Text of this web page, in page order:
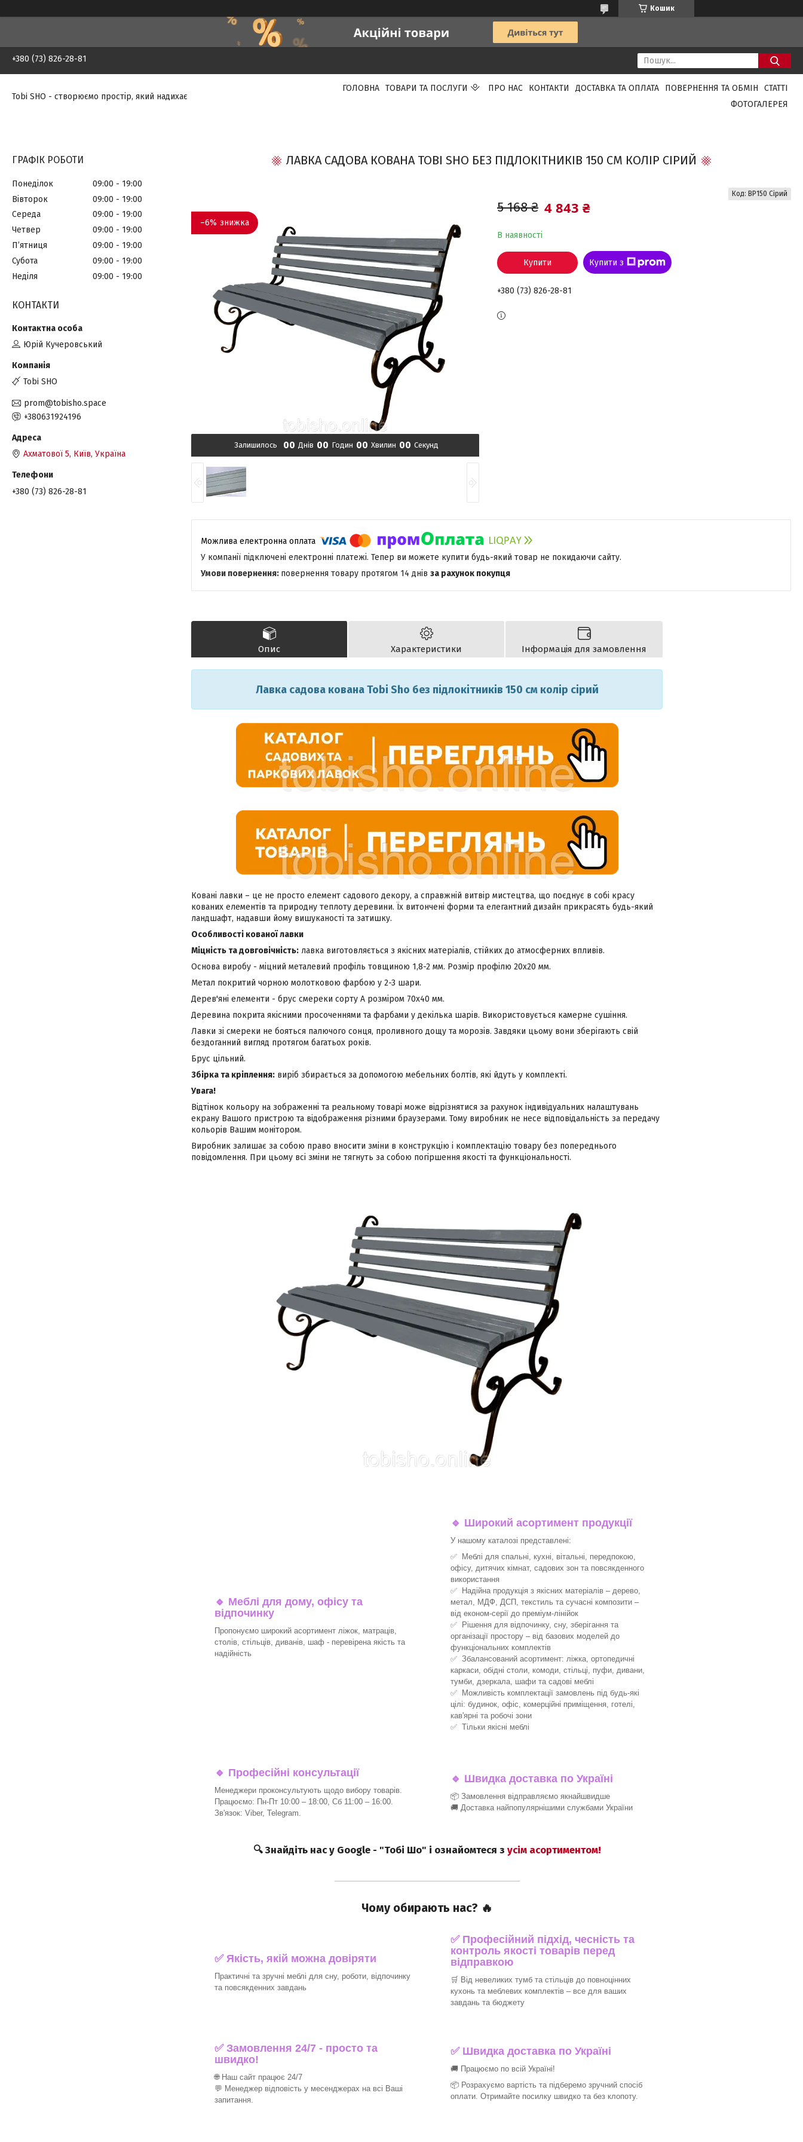
Кошик
+380 (73) 826-28-81
Tobi SHO - створюємо простір, який надихає
ГОЛОВНА ТОВАРИ ТА ПОСЛУГИ ПРО НАС КОНТАКТИ ДОСТАВКА ТА ОПЛАТА ПОВЕРНЕННЯ ТА ОБМІН
СТАТТІ
ФОТОГАЛЕРЕЯ
ЛАВКА САДОВА КОВАНА TOBI SHO БЕЗ ПІДЛОКІТНИКІВ 150 СМ КОЛІР СІРИЙ
–6%
Залишилось 00 Днів 00 Годин 00 Хвилин 00 Секунд
5 168 ₴ 4 843 ₴
В наявності
Код: BP150 Сірий
Купити Купити з
+380 (73) 826-28-81
У компанії підключені електронні платежі. Тепер ви можете купити будь-який товар не покидаючи сайту.
повернення товару протягом 14 днів за рахунок покупця
Опис Характеристики Інформація для замовлення
Лавка садова кована Tobi Sho без підлокітників 150 см колір сірий
Ковані лавки – це не просто елемент садового декору, а справжній витвір мистецтва, що поєднує в собі красу
кованих елементів та природну теплоту деревини. Їх витончені форми та елегантний дизайн прикрасять будь-який
ландшафт, надавши йому вишуканості та затишку.
Особливості кованої лавки
Міцність та довговічність: лавка виготовляється з якісних матеріалів, стійких до атмосферних впливів.
Основа виробу - міцний металевий профіль товщиною 1,8-2 мм. Розмір профілю 20х20 мм.
Метал покритий чорною молотковою фарбою у 2-3 шари.
Дерев'яні елементи - брус смереки сорту А розміром 70х40 мм.
Деревина покрита якісними просоченнями та фарбами у декілька шарів. Використовується камерне сушіння.
Лавки зі смереки не бояться палючого сонця, проливного дощу та морозів. Завдяки цьому вони зберігають свій
бездоганний вигляд протягом багатьох років.
Брус цільний.
Збірка та кріплення: виріб збирається за допомогою мебельних болтів, які йдуть у комплекті.
Увага!
Відтінок кольору на зображенні та реальному товарі може відрізнятися за рахунок індивідуальних налаштувань
екрану Вашого пристрою та відображення різними браузерами. Тому виробник не несе відповідальність за передачу
кольорів Вашим монітором.
Виробник залишає за собою право вносити зміни в конструкцію і комплектацію товару без попереднього
повідомлення. При цьому всі зміни не тягнуть за собою погіршення якості та функціональності.
🔹 Меблі для дому, офісу та
відпочинку
Пропонуємо широкий асортимент ліжок, матраців,
столів, стільців, диванів, шаф - перевірена якість та
надійність
🔹 Широкий асортимент продукції
У нашому каталозі представлені:
✅ Меблі для спальні, кухні, вітальні, передпокою,
офісу, дитячих кімнат, садових зон та повсякденного
використання
✅ Надійна продукція з якісних матеріалів – дерево,
метал, МДФ, ДСП, текстиль та сучасні композити –
від економ-серії до преміум-лінійок
✅ Рішення для відпочинку, сну, зберігання та
організації простору – від базових моделей до
функціональних комплектів
✅ Збалансований асортимент: ліжка, ортопедичні
каркаси, обідні столи, комоди, стільці, пуфи, дивани,
тумби, дзеркала, шафи та садові меблі
✅ Можливість комплектації замовлень під будь-які
цілі: будинок, офіс, комерційні приміщення, готелі,
кав'ярні та робочі зони
✅ Тільки якісні меблі
🔹 Професійні консультації
Менеджери проконсультують щодо вибору товарів.
Працюємо: Пн-Пт 10:00 – 18:00, Сб 11:00 – 16:00.
Зв'язок: Viber, Telegram.
🔹 Швидка доставка по Україні
📦 Замовлення відправляємо якнайшвидше
🚚 Доставка найпопулярнішими службами України
🔍 Знайдіть нас у Google - "Тобі Шо" і ознайомтеся з усім асортиментом!
Чому обирають нас? 🔥
✅ Якість, якій можна довіряти
Практичні та зручні меблі для сну, роботи, відпочинку
та повсякденних завдань
✅ Професійний підхід, чесність та
контроль якості товарів перед
відправкою
🛒 Від невеликих тумб та стільців до повноцінних
кухонь та меблевих комплектів – все для ваших
завдань та бюджету
✅ Замовлення 24/7 - просто та
швидко!
🌐 Наш сайт працює 24/7
💬 Менеджер відповість у месенджерах на всі Ваші
запитання.
✅ Швидка доставка по Україні
🚚 Працюємо по всій Україні!
📦 Розрахуємо вартість та підберемо зручний спосіб
оплати. Отримайте посилку швидко та без клопоту.
ГРАФІК РОБОТИ
Понеділок 09:00
19:00
Вівторок
09:00
19:00
Середа
09:00
19:00
Четвер
09:00
19:00
Пʼятниця
09:00
19:00
Субота
09:00
19:00
Неділя
09:00 19:00
КОНТАКТИ
Юрій Кучеровський
Tobi SHO
prom@tobisho.space
+380631924196
Ахматової 5, Київ, Україна
+380 (73) 826-28-81